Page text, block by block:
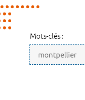
Mots-clés :